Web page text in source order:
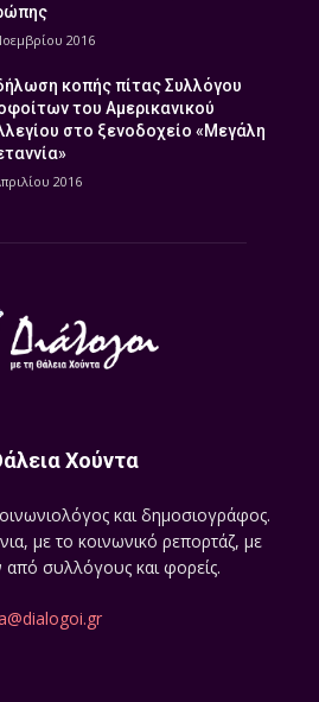
2016
κοπής πίτας Συλλόγου
του Αμερικανικού
στο ξενοδοχείο «Μεγάλη
2016
Χούντα
και δημοσιογράφος.
με το κοινωνικό ρεπορτάζ, με
συλλόγους και φορείς.